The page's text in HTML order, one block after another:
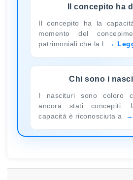
Il concepito ha
Il concepito ha la
momento del
patrimoniali che la l
Chi sono i
I nascituri sono coloro
ancora stati concepiti.
capacità è riconosciuta a